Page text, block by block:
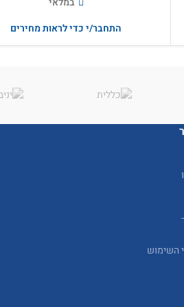
התחבר/י כדי לראות מחירים
השימוש